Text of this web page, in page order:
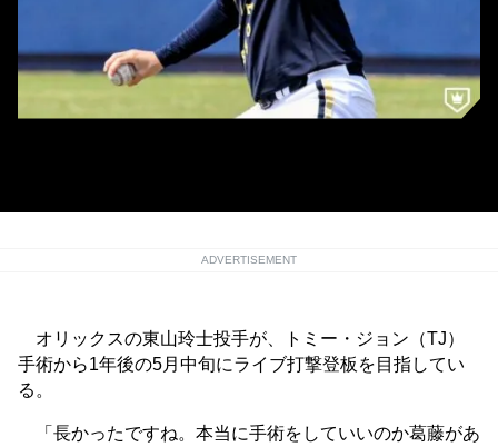
ADVERTISEMENT
オリックスの東山玲士投手が、トミー・ジョン（TJ）
手術から1年後の5月中旬にライブ打撃登板を目指してい
る。
「長かったですね。本当に手術をしていいのか葛藤があ